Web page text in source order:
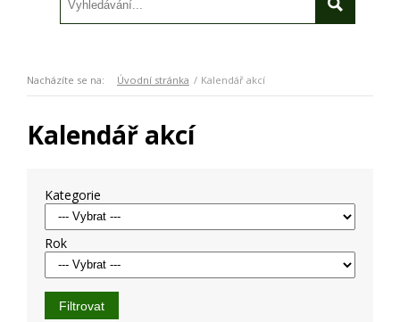
Nacházíte se na: Úvodní stránka Kalendář akcí
Kalendář akcí
Kategorie
Rok